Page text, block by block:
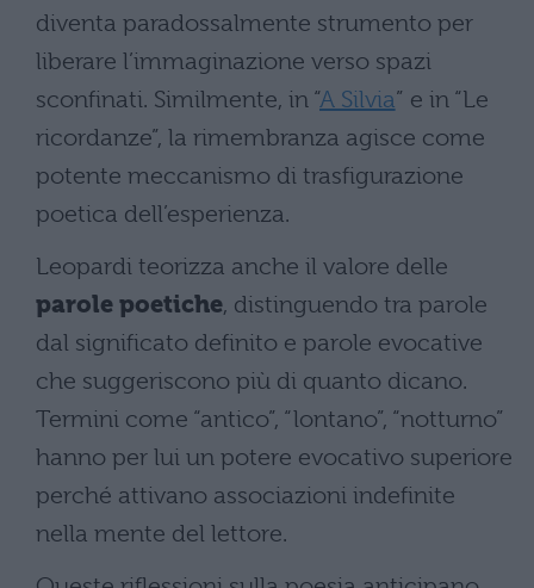
diventa paradossalmente strumento per
liberare l’immaginazione verso spazi
sconfinati. Similmente, in “A Silvia” e in “Le
ricordanze”, la rimembranza agisce come
potente meccanismo di trasfigurazione
poetica dell’esperienza.
Leopardi teorizza anche il valore delle
parole poetiche, distinguendo tra parole
dal significato definito e parole evocative
che suggeriscono più di quanto dicano.
Termini come “antico”, “lontano”, “notturno”
hanno per lui un potere evocativo superiore
perché attivano associazioni indefinite
nella mente del lettore.